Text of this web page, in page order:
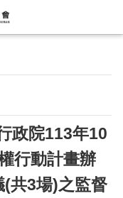
政院113年10
行動計畫辦
共3場)之監督